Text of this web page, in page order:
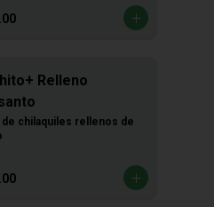
Relleno
de chilaquiles rellenos de